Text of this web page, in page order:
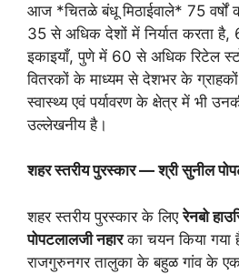
आज *चितळे बंधू मिठाईवाले* 75 वर्षों
35 से अधिक देशों में निर्यात करता है,
इकाइयाँ, पुणे में 60 से अधिक रिटेल
वितरकों के माध्यम से देशभर के
स्वास्थ्य एवं पर्यावरण के क्षेत्र में भी
उल्लेखनीय है।
शहर स्तरीय पुरस्कार — श्री सुनील
शहर स्तरीय पुरस्कार के लिएरेनबो
पोपटलालजी नहारका चयन किया
राजगुरुनगर तालुका के बहुळ गांव के एक